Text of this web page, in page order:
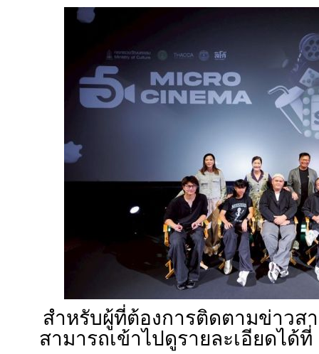
สำหรับผู้ที่ต้องการติดตามข่าวส
สามารถเข้าไปดูรายละเอียดได้ที่